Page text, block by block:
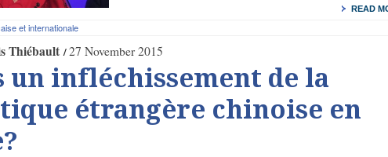
READ
et internationale
Thiébault 27 November 2015
un infléchissement de la
étrangère chinoise en